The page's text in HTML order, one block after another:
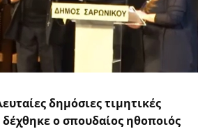
δημόσιες τιμητικές
δέχθηκε ο σπουδαίος ηθοποιός